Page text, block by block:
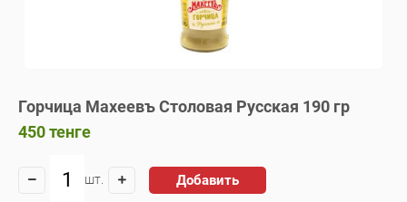
Горчица Махеевъ Столовая Русская 190 гр
450тенге
шт. Добавить